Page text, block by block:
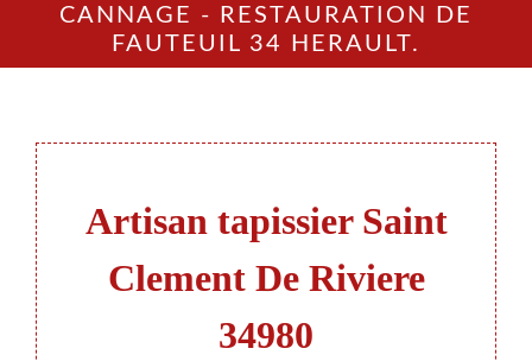
CANNAGE - RESTAURATION DE
FAUTEUIL 34 HERAULT.
Artisan tapissier Saint
Clement De Riviere
34980